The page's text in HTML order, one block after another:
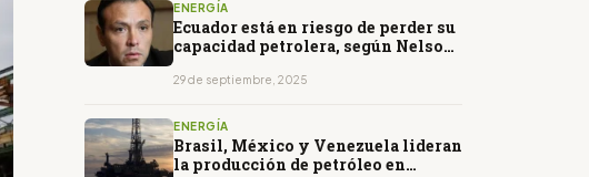
ENERGÍA
Ecuador está en riesgo de perder su
capacidad petrolera, según Nelson
29 de septiembre, 2025
ENERGÍA
Brasil, México y Venezuela lideran
la producción de petróleo en